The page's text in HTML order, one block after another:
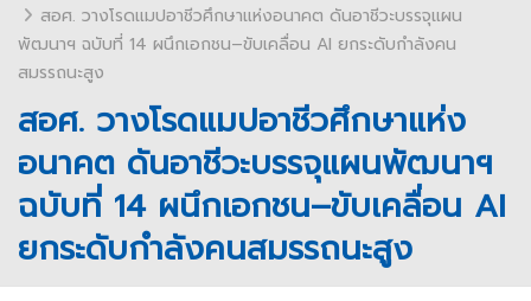
สอศ. วางโรดแมปอาชีวศึกษาแห่งอนาคต ดันอาชีวะบรรจุแผน
พัฒนาฯ ฉบับที่ 14 ผนึกเอกชน–ขับเคลื่อน AI ยกระดับกำลังคน
สมรรถนะสูง
สอศ. วางโรดแมปอาชีวศึกษาแห่ง
อนาคต ดันอาชีวะบรรจุแผนพัฒนาฯ
ฉบับที่ 14 ผนึกเอกชน–ขับเคลื่อน AI
ยกระดับกำลังคนสมรรถนะสูง